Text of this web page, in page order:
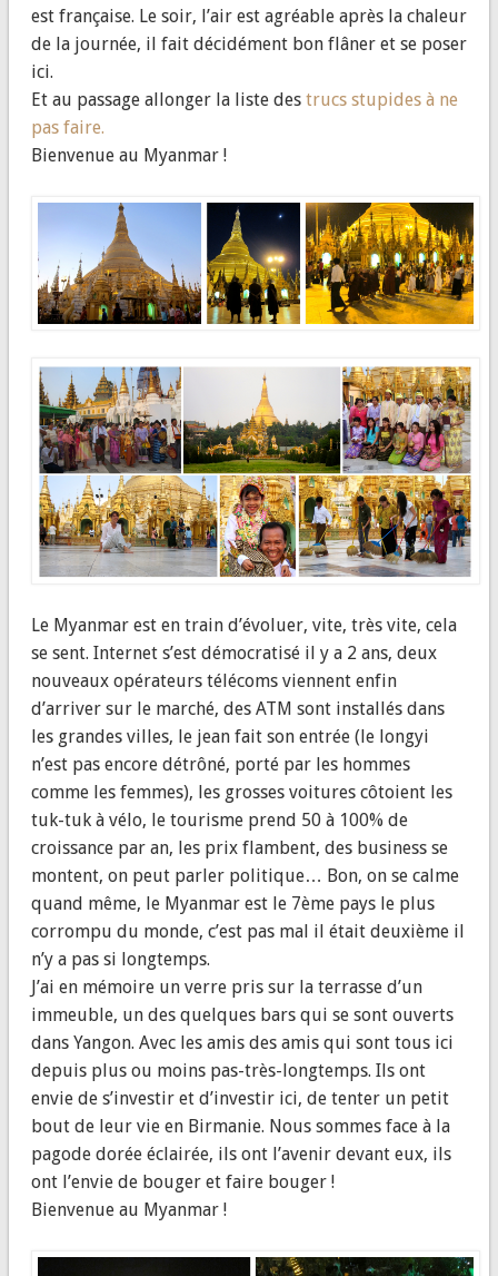
est française. Le soir, l’air est agréable après la chaleur
de la journée, il fait décidément bon flâner et se poser
ici.
Et au passage allonger la liste des trucs stupides à ne
pas faire.
Bienvenue au Myanmar !
Le Myanmar est en train d’évoluer, vite, très vite, cela
se sent. Internet s’est démocratisé il y a 2 ans, deux
nouveaux opérateurs télécoms viennent enfin
d’arriver sur le marché, des ATM sont installés dans
les grandes villes, le jean fait son entrée (le longyi
n’est pas encore détrôné, porté par les hommes
comme les femmes), les grosses voitures côtoient les
tuk-tuk à vélo, le tourisme prend 50 à 100% de
croissance par an, les prix flambent, des business se
montent, on peut parler politique… Bon, on se calme
quand même, le Myanmar est le 7ème pays le plus
corrompu du monde, c’est pas mal il était deuxième il
n’y a pas si longtemps.
J’ai en mémoire un verre pris sur la terrasse d’un
immeuble, un des quelques bars qui se sont ouverts
dans Yangon. Avec les amis des amis qui sont tous ici
depuis plus ou moins pas-très-longtemps. Ils ont
envie de s’investir et d’investir ici, de tenter un petit
bout de leur vie en Birmanie. Nous sommes face à la
pagode dorée éclairée, ils ont l’avenir devant eux, ils
ont l’envie de bouger et faire bouger !
Bienvenue au Myanmar !